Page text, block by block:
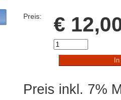
Preis: €
Preis inkl. 7%